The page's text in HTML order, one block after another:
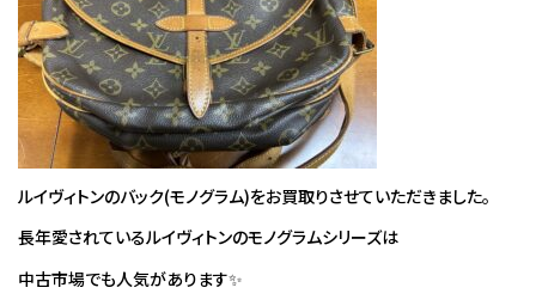
ルイヴィトンのバック(モノグラム)をお買取りさせていただきました。
長年愛されているルイヴィトンのモノグラムシリーズは
中古市場でも人気があります✨